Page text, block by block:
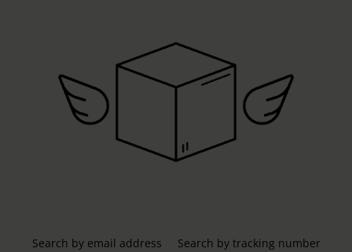
Search by email address Search by tracking number